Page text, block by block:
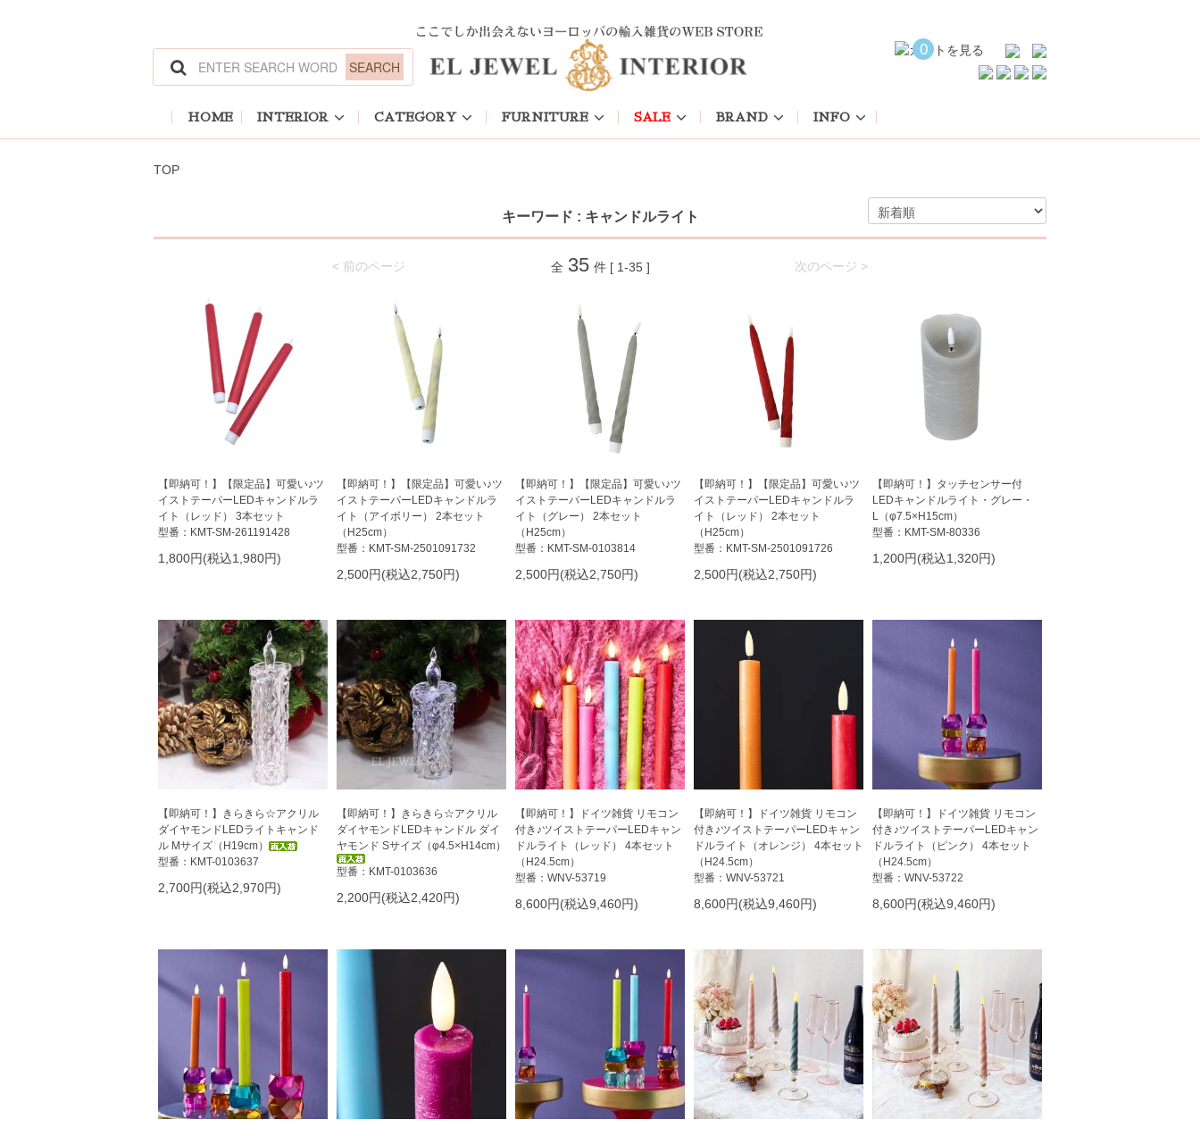
0
HOME INTERIOR CATEGORY FURNITURE SALE BRAND INFO
TOP
キーワード : キャンドルライト
< 前のページ 次のページ >
全 35 件 [ 1-35 ]
【即納可！】【限定品】可愛い♪ツ
イストテーパーLEDキャンドルラ
イト（レッド） 3本セット
型番：KMT-SM-261191428
1,800円(税込1,980円)
【即納可！】【限定品】可愛い♪ツ
イストテーパーLEDキャンドルラ
イト（アイボリー） 2本セット
（H25cm）
型番：KMT-SM-2501091732
2,500円(税込2,750円)
【即納可！】【限定品】可愛い♪ツ
イストテーパーLEDキャンドルラ
イト（グレー） 2本セット
（H25cm）
型番：KMT-SM-0103814
2,500円(税込2,750円)
【即納可！】【限定品】可愛い♪ツ
イストテーパーLEDキャンドルラ
イト（レッド） 2本セット
（H25cm）
型番：KMT-SM-2501091726
2,500円(税込2,750円)
【即納可！】タッチセンサー付
LEDキャンドルライト・グレー・
L（φ7.5×H15cm）
型番：KMT-SM-80336
1,200円(税込1,320円)
【即納可！】きらきら☆アクリル
ダイヤモンドLEDライトキャンド
ル Mサイズ（H19cm）
型番：KMT-0103637
2,700円(税込2,970円)
【即納可！】きらきら☆アクリル
ダイヤモンドLEDキャンドル ダイ
ヤモンド Sサイズ（φ4.5×H14cm）
型番：KMT-0103636
2,200円(税込2,420円)
【即納可！】ドイツ雑貨 リモコン
付き♪ツイストテーパーLEDキャン
ドルライト（レッド） 4本セット
（H24.5cm）
型番：WNV-53719
8,600円(税込9,460円)
【即納可！】ドイツ雑貨 リモコン
付き♪ツイストテーパーLEDキャン
ドルライト（オレンジ） 4本セット
（H24.5cm）
型番：WNV-53721
8,600円(税込9,460円)
【即納可！】ドイツ雑貨 リモコン
付き♪ツイストテーパーLEDキャン
ドルライト（ピンク） 4本セット
（H24.5cm）
型番：WNV-53722
8,600円(税込9,460円)